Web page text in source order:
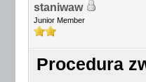
staniwaw
Junior Member
Procedura